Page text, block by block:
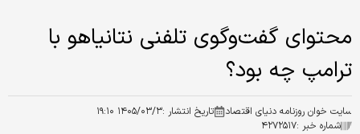
محتوای گفت‌وگوی تلفنی نتانیاهو با
ترامپ چه بود؟
سایت خوان روزنامه دنیای اقتصاد تاریخ انتشار :۱۴۰۵/۰۳/۳ ۱۹:۱۰
شماره خبر :۴۲۷۲۵۱۷